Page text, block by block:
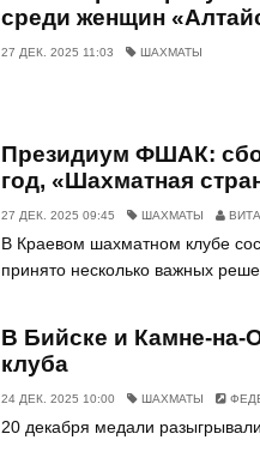
среди женщин
27 ДЕК. 2025 11:03 ШАХМАТЫ
Президиум ФШАК:
год, «Шахматная
27 ДЕК. 2025 09:45 ШАХМАТЫ
В Краевом шахматном клубе
принято несколько важных
В Бийске и Камне-
клуба
24 ДЕК. 2025 10:00 ШАХМАТЫ
20 декабря медали